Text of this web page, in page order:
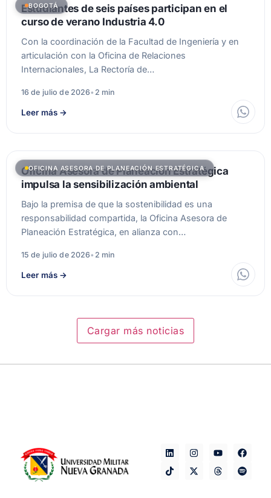
BOGOTÁ
Estudiantes de seis países participan en el
curso de verano Industria 4.0
Con la coordinación de la Facultad de Ingeniería y en
articulación con la Oficina de Relaciones
Internacionales, La Rectoría de…
16 de julio de 2026• 2 min
Leer más →
OFICINA ASESORA DE PLANEACIÓN ESTRATÉGICA
Oficina Asesora de Planeación Estratégica
impulsa la sensibilización ambiental
Bajo la premisa de que la sostenibilidad es una
responsabilidad compartida, la Oficina Asesora de
Planeación Estratégica, en alianza con…
15 de julio de 2026• 2 min
Leer más →
Cargar más noticias